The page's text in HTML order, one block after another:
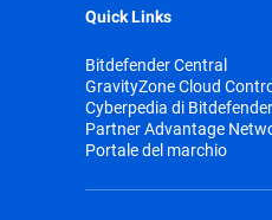
Quick Links
Bitdefender Central
GravityZone Cloud
Cyberpedia di Bitdefender
Partner Advantage
Portale del marchio